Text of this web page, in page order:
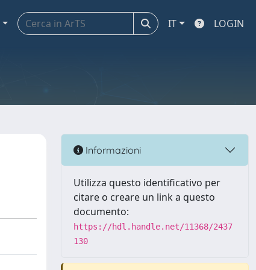
IT LOGIN
Informazioni
Utilizza questo identificativo per
citare o creare un link a questo
documento:
https://hdl.handle.net/11368/2437
130